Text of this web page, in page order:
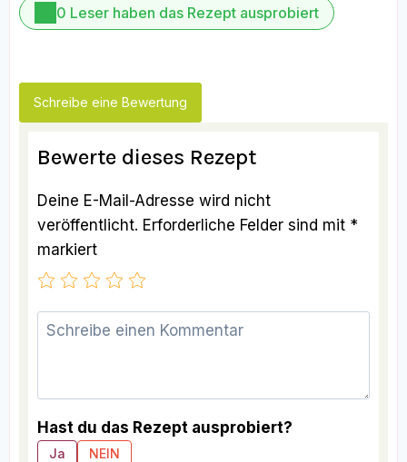
0 Leser haben das Rezept ausprobiert
Schreibe eine Bewertung
Bewerte dieses Rezept
Deine E-Mail-Adresse wird nicht
veröffentlicht. Erforderliche Felder sind mit *
markiert
Hast du das Rezept ausprobiert?
Ja NEIN